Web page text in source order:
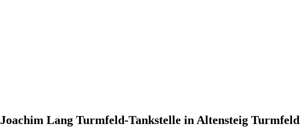
Joachim Lang Turmfeld-Tankstelle in Altensteig Turmfeld